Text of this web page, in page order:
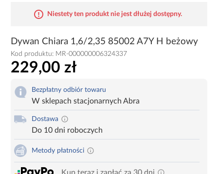
Niestety ten produkt nie jest dłużej dostępny.
Dywan Chiara 1,6/2,35 85002 A7Y H beżowy
Kod produktu: MR-000000006324337
229,00 zł
Bezpłatny odbiór towaru
W sklepach stacjonarnych Abra
Dostawa
Do 10 dni roboczych
Metody płatności
Kup teraz i zapłać za 30 dni